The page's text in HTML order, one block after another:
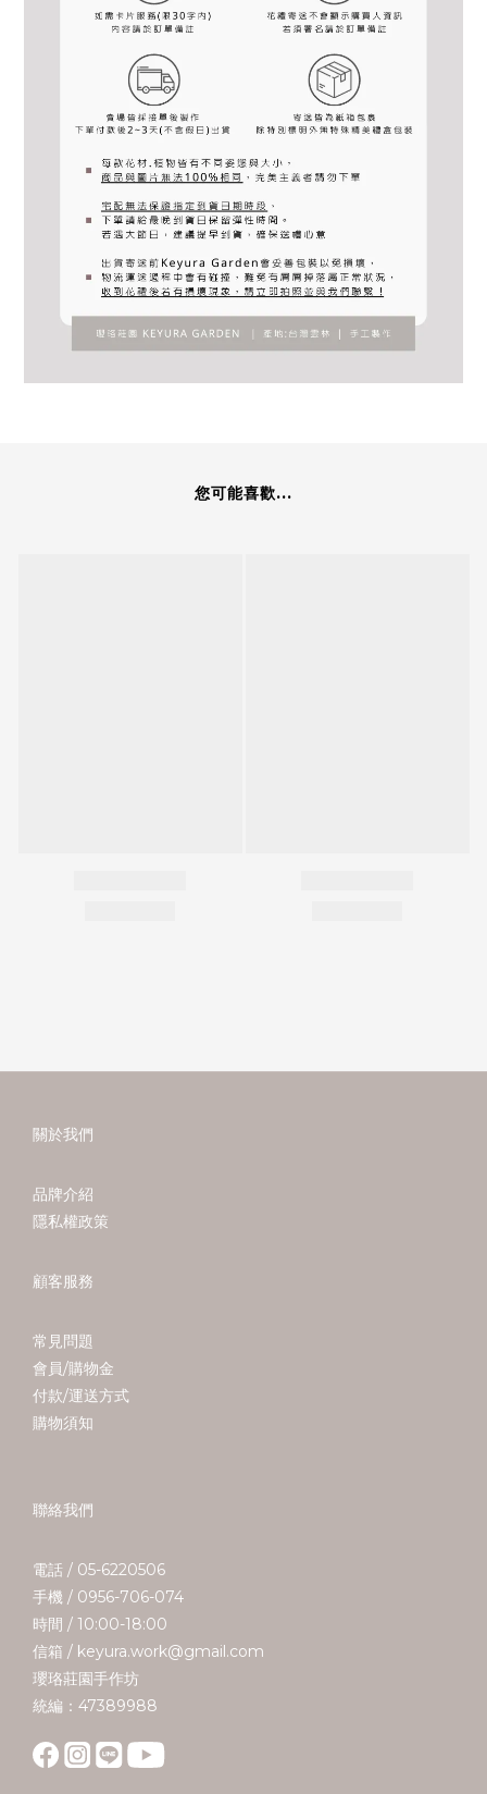
您可能喜歡...
關於我們
品牌介紹
隱私權政策
顧客服務
常見問題
會員/購物金
付款/運送方式
購物須知
聯絡我們
電話 / 05-6220506
手機 / 0956-706-074
時間 / 10:00-18:00
信箱 / keyura.work@gmail.com
瓔珞莊園手作坊
統編：47389988